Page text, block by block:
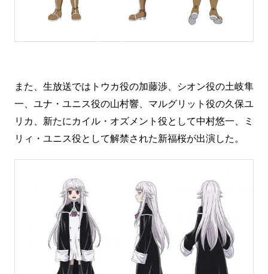
また、生放送ではトウカ役の加藤渉、シオン役の土岐隼
一、ユナ・ユニス役の山村響、マルグリット役の久保ユ
リカ、新たにカイル・オズメント役として中村悠一、ミ
リィ・ユニス役として解禁された新福桜が出演した。